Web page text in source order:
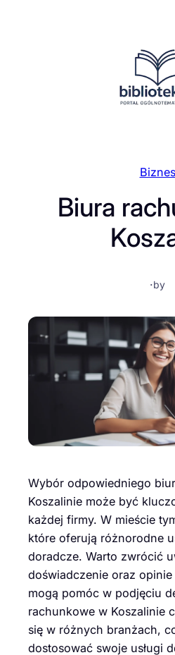
Biznes
Biura
·by
Wybór odpowiedniego
Koszalinie może być
każdej firmy. W mieście
które oferują różnorodne
doradcze. Warto zwrócić
doświadczenie oraz
mogą pomóc w podjęciu
rachunkowe w Koszalinie
się w różnych branżach,
dostosować swoje usługi